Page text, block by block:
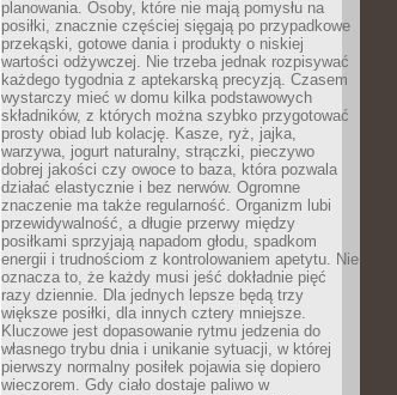
planowania. Osoby, które nie mają pomysłu na
posiłki, znacznie częściej sięgają po przypadkowe
przekąski, gotowe dania i produkty o niskiej
wartości odżywczej. Nie trzeba jednak rozpisywać
każdego tygodnia z aptekarską precyzją. Czasem
wystarczy mieć w domu kilka podstawowych
składników, z których można szybko przygotować
prosty obiad lub kolację. Kasze, ryż, jajka,
warzywa, jogurt naturalny, strączki, pieczywo
dobrej jakości czy owoce to baza, która pozwala
działać elastycznie i bez nerwów. Ogromne
znaczenie ma także regularność. Organizm lubi
przewidywalność, a długie przerwy między
posiłkami sprzyjają napadom głodu, spadkom
energii i trudnościom z kontrolowaniem apetytu. Nie
oznacza to, że każdy musi jeść dokładnie pięć
razy dziennie. Dla jednych lepsze będą trzy
większe posiłki, dla innych cztery mniejsze.
Kluczowe jest dopasowanie rytmu jedzenia do
własnego trybu dnia i unikanie sytuacji, w której
pierwszy normalny posiłek pojawia się dopiero
wieczorem. Gdy ciało dostaje paliwo w